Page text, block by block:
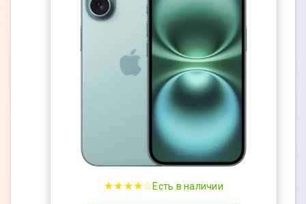
★★★★☆Есть в наличии